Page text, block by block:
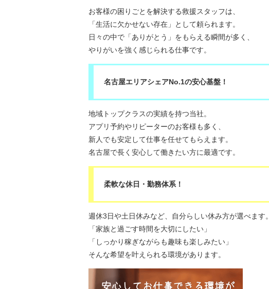
お客様の困りごとを解決する救援スタッフは、
「生活に欠かせない存在」として頼られます。
日々の中で「ありがとう」をもらえる瞬間が多く、
やりがいを強く感じられる仕事です。
名古屋エリアシェアNo.1の安心基盤！
地域トップクラスの実績を持つ当社。
アプリ予約やリピーターのお客様も多く、
新人でも安定して仕事を任せてもらえます。
名古屋で長く安心して働きたい方に最適です。
柔軟な休日・勤務体系！
週休3日や土日休みなど、自分らしい休み方が選べます。
「家族と過ごす時間を大切にしたい」
「しっかり稼ぎながらも趣味も楽しみたい」
そんな希望を叶えられる環境があります。